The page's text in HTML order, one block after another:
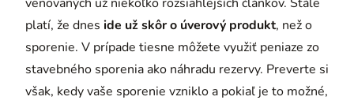
platí, že dnes ide už skôr o úverový produkt, než o
sporenie. V prípade tiesne môžete využiť peniaze zo
stavebného sporenia ako náhradu rezervy. Preverte si
však, kedy vaše sporenie vzniklo a pokiaľ je to možné,